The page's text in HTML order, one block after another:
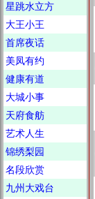
星跳水立方
大王小王
首席夜话
美凤有约
健康有道
大城小事
天府食舫
艺术人生
锦绣梨园
名段欣赏
九州大戏台